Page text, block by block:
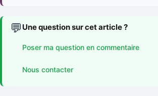
💬 Une question sur cet article ?
Poser ma question en commentaire
Nous contacter